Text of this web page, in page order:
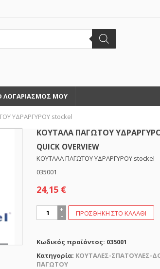
ΛΟΓΑΡΙΑΣΜΟΣ ΜΟΥ
ΥΔΡΑΡΓΥΡΟΥ stockel
ΚΟΥΤΑΛΑ ΠΑΓΩΤΟΥ
QUICK OVERVIEW
ΚΟΥΤΑΛΑ ΠΑΓΩΤΟΥ ΥΔΡΑΡΓΥΡΟΥ stockel
035001
24,15 €
ΚΟΥΤΑΛΑ
ΠΑΓΩΤΟΥ
ποσότητα
ΠΡΟΣΘΉΚΗ ΣΤΟ ΚΑΛΆΘΙ
Κωδικός προϊόντος: 035001
Κατηγορία: ΚΟΥΤΑΛΕΣ-ΣΠΑΤΟΥΛΕΣ-
ΠΑΓΩΤΟΥ